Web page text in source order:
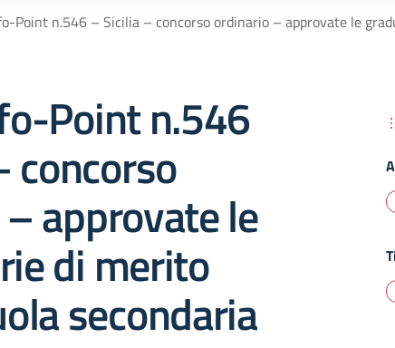
Point n.546 – Sicilia – concorso ordinario – approvate le
Point n.546
concorso
approvate le
di merito
secondaria